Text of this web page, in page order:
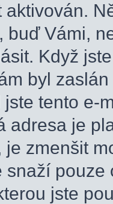
aktivován.
buď Vámi,
Když
byl
tento e-
adresa je
je zmenšit
snaží
jste